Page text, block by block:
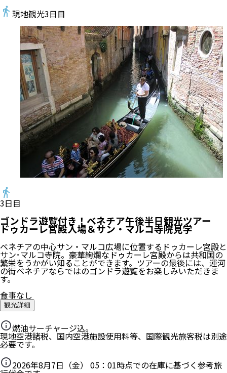
現地観光3日目
3日目
ゴンドラ遊覧付き！ベネチア午後半日観光ツアー
ドゥカーレ宮殿入場＆サン・マルコ寺院見学
ベネチアの中心サン・マルコ広場に位置するドゥカーレ宮殿と
サン･マルコ寺院。豪華絢爛なドゥカーレ宮殿からは共和国の
繁栄をうかがい知ることができます。ツアーの最後には、運河
の街ベネチアならではのゴンドラ遊覧をお楽しみいただきま
す。
食事なし
観光詳細
燃油サーチャージ込。
現地空港諸税、国内空港施設使用料等、国際観光旅客税は別途
必要です。
2026年8月7日（金） 05：01時点での在庫に基づく参考旅